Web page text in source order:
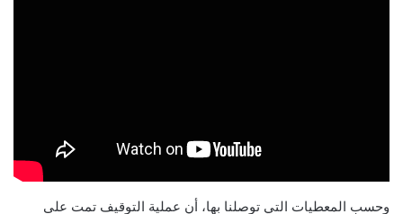
وحسب المعطيات التي توصلنا بها، أن عملية التوقيف تمت على